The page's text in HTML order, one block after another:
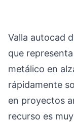
Valla autocad
que
metálico en
rápidamente
en proyectos
recurso es